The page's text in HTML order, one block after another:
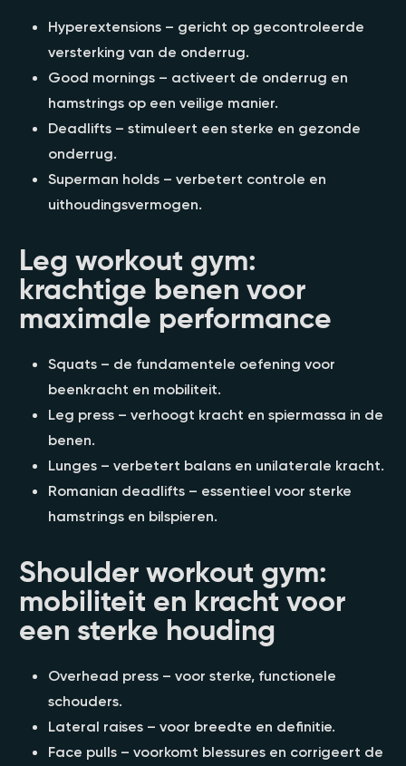
Hyperextensions – gericht op gecontroleerde
versterking van de onderrug.
Good mornings – activeert de onderrug en
hamstrings op een veilige manier.
Deadlifts – stimuleert een sterke en gezonde
onderrug.
Superman holds – verbetert controle en
uithoudingsvermogen.
Leg workout gym:
krachtige benen voor
maximale performance
Squats – de fundamentele oefening voor
beenkracht en mobiliteit.
Leg press – verhoogt kracht en spiermassa in de
benen.
Lunges – verbetert balans en unilaterale kracht.
Romanian deadlifts – essentieel voor sterke
hamstrings en bilspieren.
Shoulder workout gym:
mobiliteit en kracht voor
een sterke houding
Overhead press – voor sterke, functionele
schouders.
Lateral raises – voor breedte en definitie.
Face pulls – voorkomt blessures en corrigeert de